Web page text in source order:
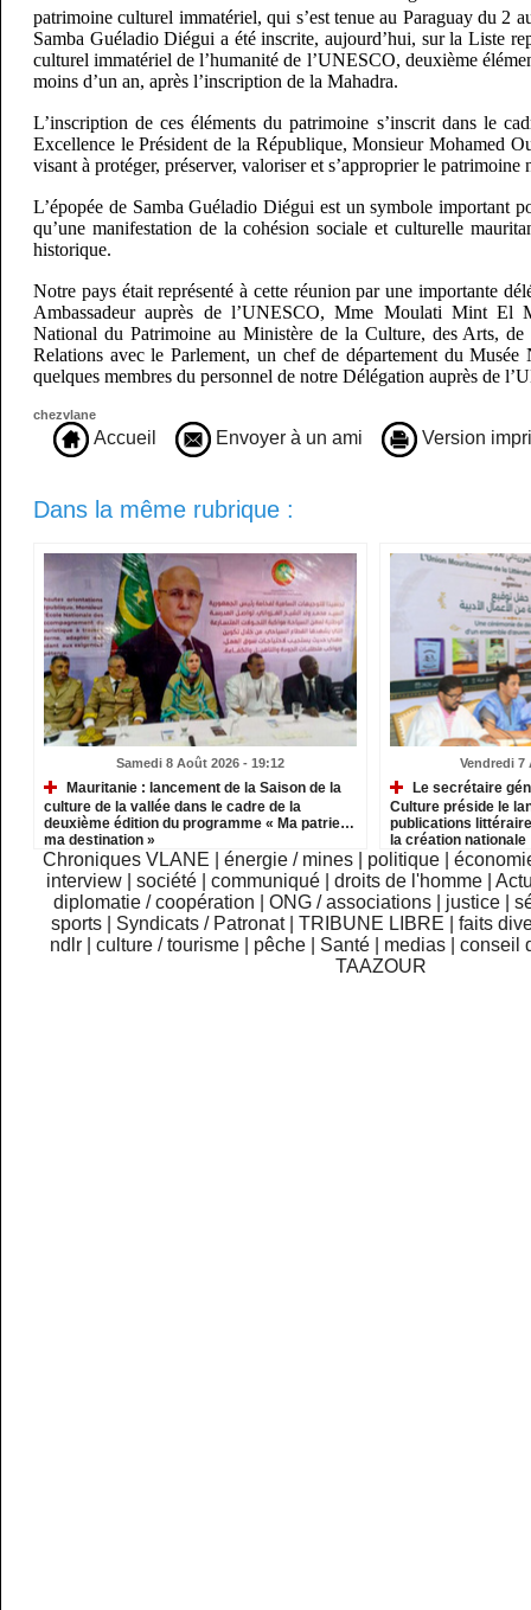
patrimoine culturel immatériel, qui s’est tenue au Paraguay du 2
Samba Guéladio Diégui a été inscrite, aujourd’hui, sur la Liste
culturel immatériel de l’humanité de l’UNESCO, deuxième
moins d’un an, après l’inscription de la Mahadra.
L’inscription de ces éléments du patrimoine s’inscrit dans le
Excellence le Président de la République, Monsieur Mohamed
visant à protéger, préserver, valoriser et s’approprier le patrimoine
L’épopée de Samba Guéladio Diégui est un symbole important
qu’une manifestation de la cohésion sociale et culturelle
historique.
Notre pays était représenté à cette réunion par une importante
Ambassadeur auprès de l’UNESCO, Mme Moulati Mint El
National du Patrimoine au Ministère de la Culture, des Arts,
Relations avec le Parlement, un chef de département du
quelques membres du personnel de notre Délégation auprès de
chezvlane
Accueil Envoyer à un ami Version
Dans la même rubrique :
Samedi 8 Août 2026 - 19:12
Mauritanie : lancement de la Saison de la
culture de la vallée dans le cadre de la
deuxième édition du programme « Ma patrie…
ma destination »
Vendredi 7
Le secrétaire
Culture préside le
publications
la création nationale
Chroniques VLANE énergie / mines politique
interview
|société |communiqué |droits de l'homme |
diplomatie / coopération
ONG / associations justice
sports
Syndicats / Patronat TRIBUNE LIBRE
faits
ndlr
|culture / tourisme pêche Santé medias |conseil
TAAZOUR